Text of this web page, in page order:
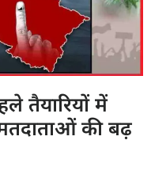
तैयारियों में
की बढ़